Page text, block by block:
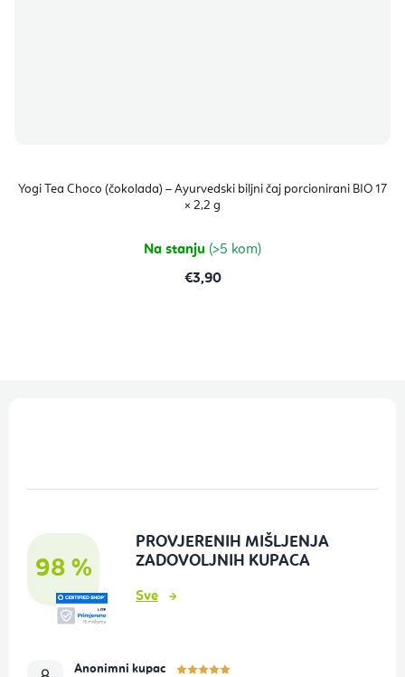
Yogi Tea Choco (čokolada) – Ayurvedski biljni čaj porcionirani BIO 17
× 2,2 g
Na stanju (>5 kom)
€3,90
98 %
PROVJERENIH MIŠLJENJA
ZADOVOLJNIH KUPACA
Sve
Anonimni kupac